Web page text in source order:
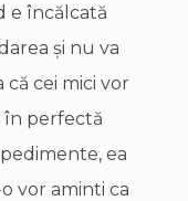
e încălcată
şi nu va
că cei mici vor
în perfectă
ea
vor aminti ca